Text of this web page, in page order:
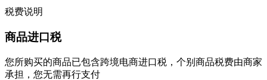
税费说明
商品进口税
您所购买的商品已包含跨境电商进口税，个别商品税费由商家
承担，您无需再行支付